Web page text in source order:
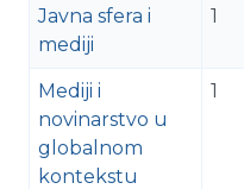
Javna sfera i
mediji
1
Mediji i
novinarstvo u
globalnom
kontekstu
1